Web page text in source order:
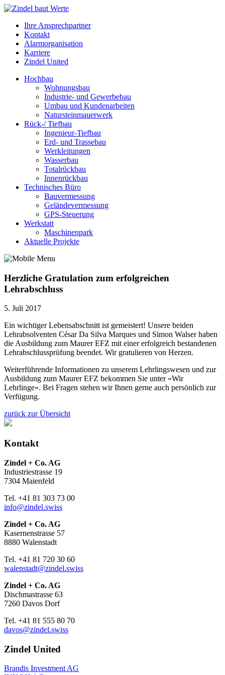
Ihre Ansprechpartner
Kontakt
Alarmorganisation
Karriere
Zindel United
Hochbau
Wohnungsbau
Industrie- und Gewerbebau
Umbau und Kundenarbeiten
Natursteinmauerwerk
Rück-/ Tiefbau
Ingenieur-Tiefbau
Erd- und Trassebau
Werkleitungen
Wasserbau
Totalrückbau
Innenrückbau
Technisches Büro
Bauvermessung
Geländevermessung
GPS-Steuerung
Werkstatt
Maschinenpark
Aktuelle Projekte
Herzliche Gratulation zum erfolgreichen
Lehrabschluss
5. Juli 2017
Ein wichtiger Lebensabschnitt ist gemeistert! Unsere beiden
Lehrabsolventen César Da Silva Marques und Simon Walser haben
die Ausbildung zum Maurer EFZ mit einer erfolgreich bestandenen
Lehrabschlussprüfung beendet. Wir gratulieren von Herzen.
Weiterführende Informationen zu unserem Lehrlingswesen und zur
Ausbildung zum Maurer EFZ bekommen Sie unter «Wir
Lehrlinge». Bei Fragen stehen wir Ihnen gerne auch persönlich zur
Verfügung.
zurück zur Übersicht
Kontakt
Zindel + Co. AG
Industriestrasse 19
7304 Maienfeld
Tel. +41 81 303 73 00
info@zindel.swiss
Zindel + Co. AG
Kasernenstrasse 57
8880 Walenstadt
Tel. +41 81 720 30 60
walenstadt@zindel.swiss
Zindel + Co. AG
Dischmastrasse 63
7260 Davos Dorf
Tel. +41 81 555 80 70
davos@zindel.swiss
Zindel United
Brandis Investment AG